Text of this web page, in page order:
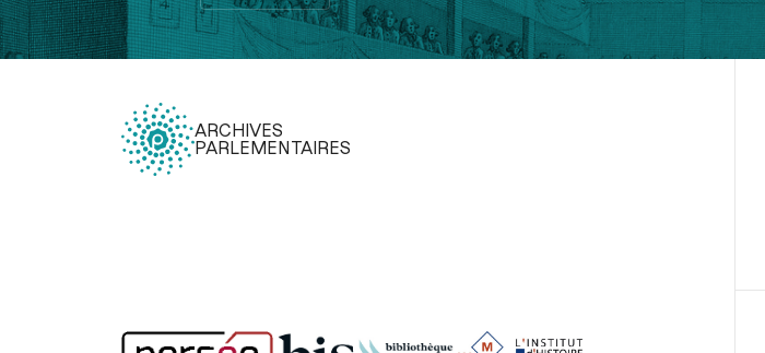
ARCHIVES
PARLEMENTAIRES